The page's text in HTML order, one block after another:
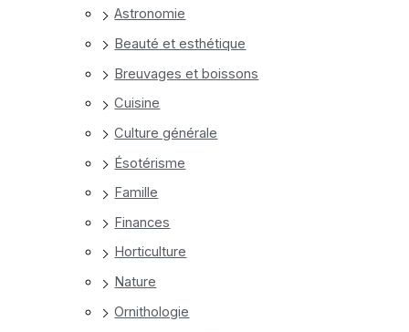
Astronomie
Beauté et esthétique
Breuvages et boissons
Cuisine
Culture générale
Ésotérisme
Famille
Finances
Horticulture
Nature
Ornithologie